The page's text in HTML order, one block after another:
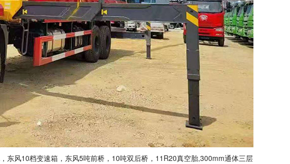
东风10档变速箱，东风5吨前桥，10吨双后桥，11R20真空胎,300mm通体三层